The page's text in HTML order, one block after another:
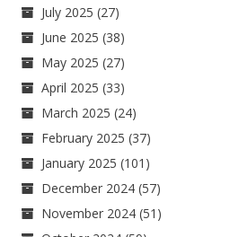
July 2025 (27)
June 2025 (38)
May 2025 (27)
April 2025 (33)
March 2025 (24)
February 2025 (37)
January 2025 (101)
December 2024 (57)
November 2024 (51)